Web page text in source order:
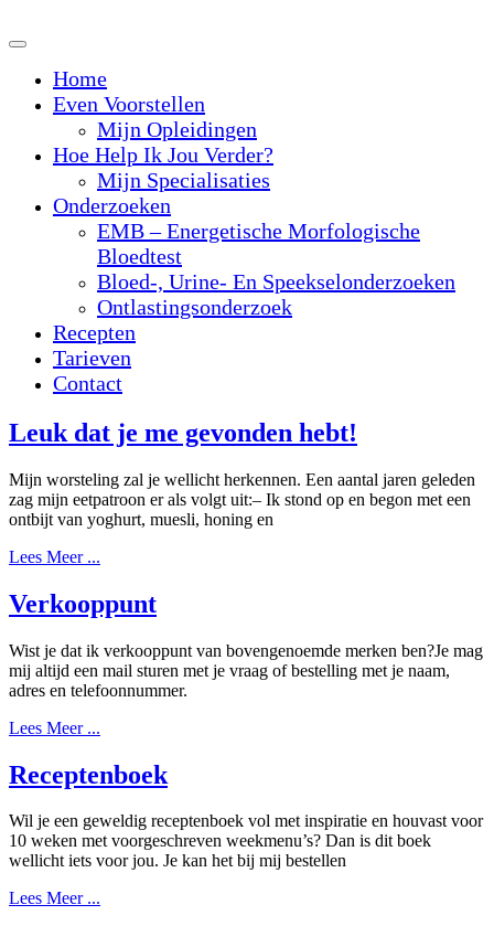
to
Home
Even Voorstellen
Mijn Opleidingen
Hoe Help Ik Jou Verder?
Mijn Specialisaties
Onderzoeken
EMB – Energetische Morfologische
Bloedtest
Bloed-, Urine- En Speekselonderzoeken
Ontlastingsonderzoek
Recepten
Tarieven
Contact
Leuk dat je me gevonden hebt!
je
Mijn worsteling zal je wellicht herkennen. Een aantal jaren geleden
zag mijn eetpatroon er als volgt uit:– Ik stond op en begon met een
ontbijt van yoghurt, muesli, honing en
Lees Meer ...
VerkooppuntVerkooppunt
Wist je dat ik verkooppunt van bovengenoemde merken ben?Je mag
mij altijd een mail sturen met je vraag of bestelling met je naam,
adres en telefoonnummer.
Lees Meer ...
ReceptenboekReceptenboek
Wil je een geweldig receptenboek vol met inspiratie en houvast voor
10 weken met voorgeschreven weekmenu’s? Dan is dit boek
wellicht iets voor jou. Je kan het bij mij bestellen
Lees Meer ...